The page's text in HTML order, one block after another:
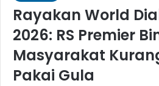
Rayakan World
2026: RS Premier
Masyarakat
Pakai Gula